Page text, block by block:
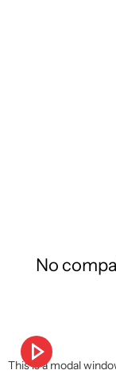
This is a modal
No